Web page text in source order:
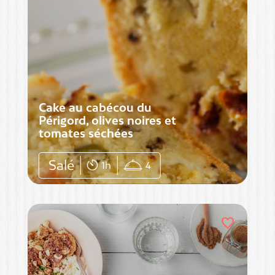
Cake au cabécou du
Périgord, olives noires et
tomates séchées
Salé 1h 4
favorite